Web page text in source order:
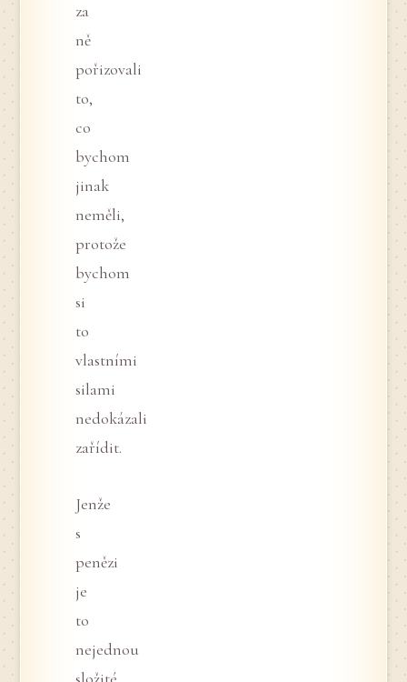
za
ně
pořizovali
to,
co
bychom
jinak
neměli,
protože
bychom
si
to
vlastními
silami
nedokázali
zařídit.
Jenže
s
penězi
je
to
nejednou